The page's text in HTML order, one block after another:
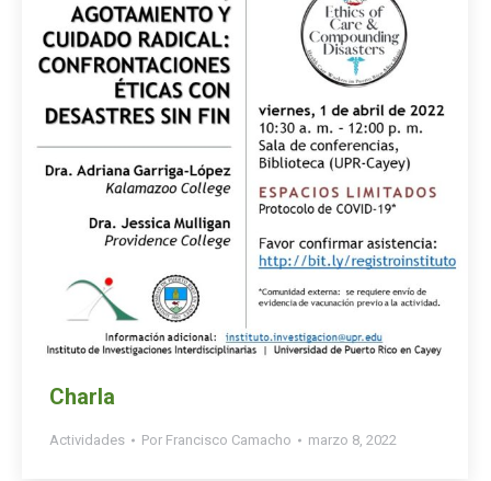
Charla
Actividades Por Francisco Camacho marzo 8, 2022